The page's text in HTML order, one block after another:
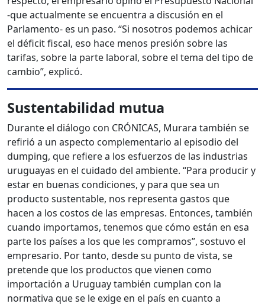
-que actualmente se encuentra a discusión en el
Parlamento- es un paso. “Si nosotros podemos achicar
el déficit fiscal, eso hace menos presión sobre las
tarifas, sobre la parte laboral, sobre el tema del tipo de
cambio”, explicó.
Sustentabilidad mutua
Durante el diálogo con CRÓNICAS, Murara también se
refirió a un aspecto complementario al episodio del
dumping, que refiere a los esfuerzos de las industrias
uruguayas en el cuidado del ambiente. “Para producir y
estar en buenas condiciones, y para que sea un
producto sustentable, nos representa gastos que
hacen a los costos de las empresas. Entonces, también
cuando importamos, tenemos que cómo están en esa
parte los países a los que les compramos”, sostuvo el
empresario. Por tanto, desde su punto de vista, se
pretende que los productos que vienen como
importación a Uruguay también cumplan con la
normativa que se le exige en el país en cuanto a